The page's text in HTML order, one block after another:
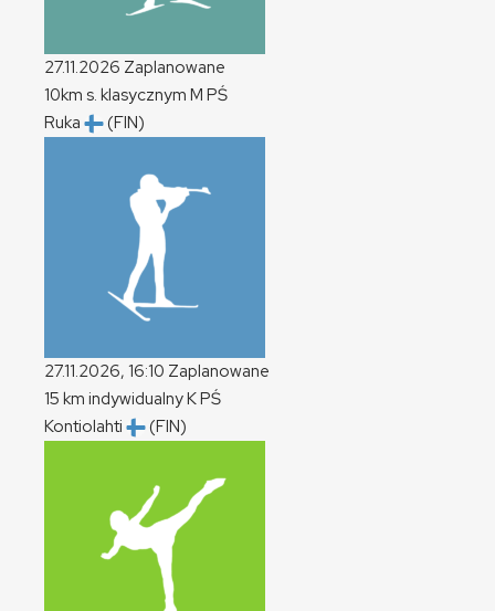
27.11.2026 Zaplanowane
10km s. klasycznym M PŚ
Ruka
(FIN)
27.11.2026, 16:10 Zaplanowane
15 km indywidualnyKPŚ
Kontiolahti
(FIN)